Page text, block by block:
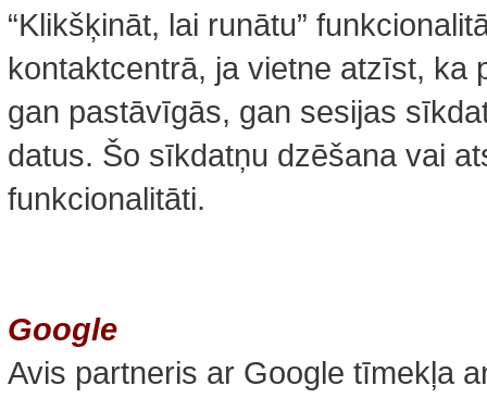
“Klikšķināt, lai runātu”
kontaktcentrā, ja vietne atzīst, ka
gan pastāvīgās, gan sesijas
datus. Šo sīkdatņu dzēšana vai
funkcionalitāti.
Google
Avis partneris ar Google tīmekļa